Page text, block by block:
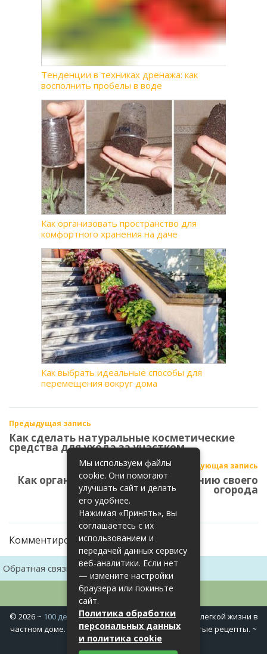
Тенденции в техниках дренажа: как
восполнить пробелы в воде
Как организовать пространство для
комфортного хранения на даче
Как выбрать идеальные способы для
перемещения вокруг дома
Предыдущая запись
Как сделать натуральные косметические
средства для ухода за участком
Следующая запись
Как организовать работу по ведению своего
огорода
Комментирование закрыто
Обратная связь Карта сайта
© 2026~ 100 дел в доме~ Полезные хитрости для легкой жизни в
частном доме. Сад, огород, дела домашние, простые рецепты. ~
Политика конфиденциальности
Мы используем файлы
cookie. Они помогают
улучшать сайт и делать
его удобнее.
Нажимая «Принять», вы
соглашаетесь с их
использованием и
передачей данных сервису
веб-аналитики. Если нет
— измените настройки
браузера или покиньте
сайт.
Политика обработки
персональных данных
и политика cookie